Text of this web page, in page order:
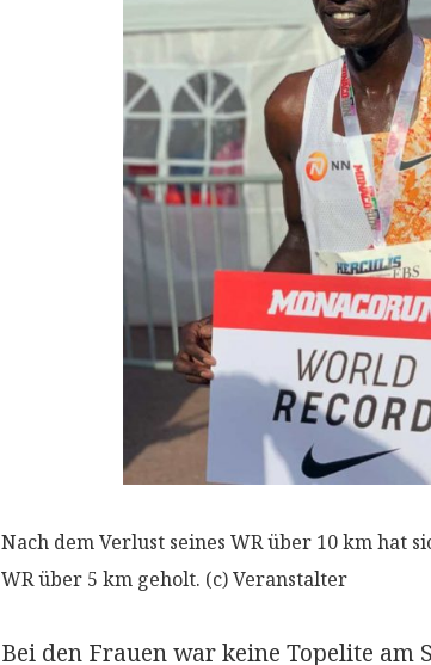
Nach dem Verlust seines WR über 10 km hat
WR über 5 km geholt. (c) Veranstalter
Bei den Frauen war keine Topelite am